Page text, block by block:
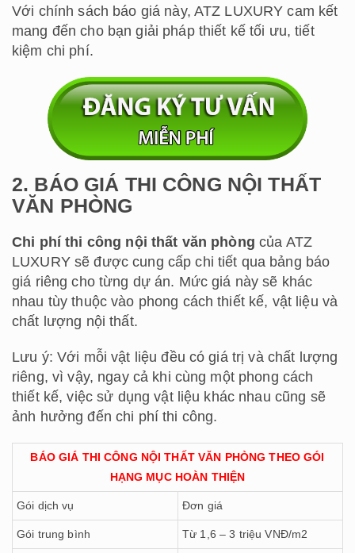
Với chính sách báo giá này, ATZ LUXURY cam kết
mang đến cho bạn giải pháp thiết kế tối ưu, tiết
kiệm chi phí.
2. BÁO GIÁ THI CÔNG NỘI THẤT
VĂN PHÒNG
Chi phí thi công nội thất văn phòng của ATZ
LUXURY sẽ được cung cấp chi tiết qua bảng báo
giá riêng cho từng dự án. Mức giá này sẽ khác
nhau tùy thuộc vào phong cách thiết kế, vật liệu và
chất lượng nội thất.
Lưu ý: Với mỗi vật liệu đều có giá trị và chất lượng
riêng, vì vậy, ngay cả khi cùng một phong cách
thiết kế, việc sử dụng vật liệu khác nhau cũng sẽ
ảnh hưởng đến chi phí thi công.
BÁO GIÁ THI CÔNG NỘI THẤT VĂN PHÒNG THEO GÓI
HẠNG MỤC HOÀN THIỆN
Gói dịch vụ Đơn giá
Gói trung bình Từ 1,6 – 3 triệu VNĐ/m2